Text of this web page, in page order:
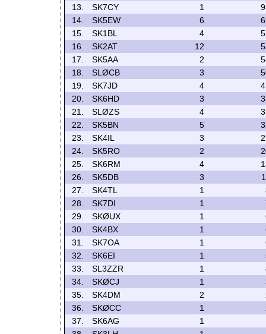
13. SK7CY 1
14.
SK5EW 6
15.
SK1BL 4
16.
SK2AT 12
17.
SK5AA 2
18.
SLØCB 3
19.
SK7JD 4
20.
SK6HD 3
21.
SLØZS 4
22.
SK5BN 5
23.
SK4IL 3
24.
SK5RO 2
25.
SK6RM 4
26.
SK5DB 3
27.
SK4TL 1
28.
SK7DI 1
29.
SKØUX 1
30.
SK4BX 1
31.
SK7OA 1
32.
SK6EI 1
33.
SL3ZZR 1
34.
SKØCJ 1
35.
SK4DM 2
36.
SKØCC 1
37.
SK6AG 1